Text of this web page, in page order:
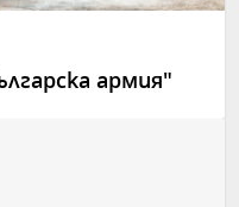
армия"